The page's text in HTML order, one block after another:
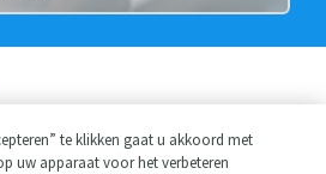
te klikken gaat u akkoord met
uw apparaat voor het verbeteren